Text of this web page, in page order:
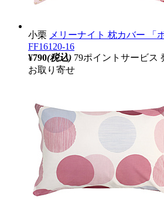
小栗 メリーナイト 枕カバー 「
FF16120-16
¥790(税込) 79ポイントサービス
お取り寄せ